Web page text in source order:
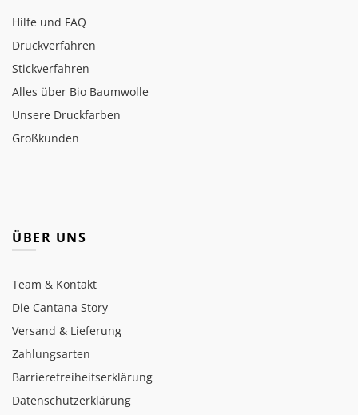
Hilfe und FAQ
Druckverfahren
Stickverfahren
Alles über Bio Baumwolle
Unsere Druckfarben
Großkunden
ÜBER UNS
Team & Kontakt
Die Cantana Story
Versand & Lieferung
Zahlungsarten
Barrierefreiheitserklärung
Datenschutzerklärung